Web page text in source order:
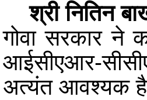
श्री नितिन
गोवा सरकार ने
आईसीएआर-
अत्यंत आवश्यक